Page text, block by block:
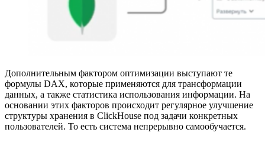
Дополнительным фактором оптимизации выступают те
формулы DAX, которые применяются для трансформации
данных, а также статистика использования информации. На
основании этих факторов происходит регулярное улучшение
структуры хранения в ClickHouse под задачи конкретных
пользователей. То есть система непрерывно самообучается.